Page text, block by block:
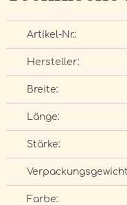
Artikel-Nr.:
Hersteller:
Breite:
Länge:
Stärke:
Farbe: